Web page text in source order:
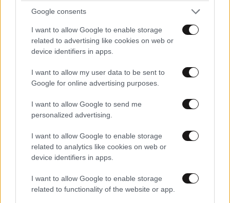
Google consents
I want to allow Google to enable storage
related to advertising like cookies on web or
device identifiers in apps.
I want to allow my user data to be sent to
Google for online advertising purposes.
I want to allow Google to send me
personalized advertising.
I want to allow Google to enable storage
related to analytics like cookies on web or
device identifiers in apps.
I want to allow Google to enable storage
related to functionality of the website or app.
Απαντήστε